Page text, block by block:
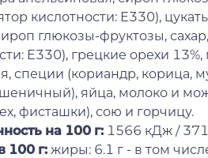
кислотности: Е330),
глюкозы-фруктозы,
Е330), грецкие орехи
специи (кориандр, корица,
яйца, молоко и
фисташки), сою и горчицу.
на 100 г: 1566 кДж /
100 г: жиры: 6.1 г - в том